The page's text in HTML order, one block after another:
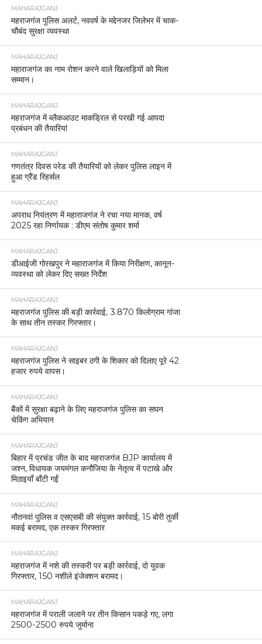
MAHARAJGANJ
महराजगंज पुलिस अलर्ट, नववर्ष के मद्देनजर जिलेभर में चाक-
चौबंद सुरक्षा व्यवस्था
MAHARAJGANJ
महाराजगंज का नाम रोशन करने वाले खिलाड़ियों को मिला
सम्मान।
MAHARAJGANJ
महराजगंज में ब्लैकआउट माकड्रिल से परखी गई आपदा
प्रबंधन की तैयारियां
MAHARAJGANJ
गणतंत्र दिवस परेड की तैयारियों को लेकर पुलिस लाइन में
हुआ ग्रैंड रिहर्सल
MAHARAJGANJ
अपराध नियंत्रण में महाराजगंज ने रचा नया मानक, वर्ष
2025 रहा निर्णायक : डीएम संतोष कुमार शर्मा
MAHARAJGANJ
डीआईजी गोरखपुर ने महाराजगंज में किया निरीक्षण, कानून-
व्यवस्था को लेकर दिए सख्त निर्देश
MAHARAJGANJ
महराजगंज पुलिस की बड़ी कार्रवाई, 3.870 किलोग्राम गांजा
के साथ तीन तस्कर गिरफ्तार।
MAHARAJGANJ
महराजगंज पुलिस ने साइबर ठगी के शिकार को दिलाए पूरे 42
हजार रुपये वापस।
MAHARAJGANJ
बैंकों में सुरक्षा बढ़ाने के लिए महराजगंज पुलिस का सघन
चेकिंग अभियान
MAHARAJGANJ
बिहार में प्रचंड जीत के बाद महराजगंज BJP कार्यालय में
जश्न, विधायक जयमंगल कनौजिया के नेतृत्व में पटाखे और
मिठाइयाँ बाँटी गईं
MAHARAJGANJ
नौतनवां पुलिस व एसएसबी की संयुक्त कार्रवाई, 15 बोरी तुर्की
मकई बरामद, एक तस्कर गिरफ्तार
MAHARAJGANJ
महराजगंज में नशे की तस्करी पर बड़ी कार्रवाई, दो युवक
गिरफ्तार, 150 नशीले इंजेक्शन बरामद।
MAHARAJGANJ
महराजगंज में पराली जलाने पर तीन किसान पकड़े गए, लगा
2500-2500 रुपये जुर्माना